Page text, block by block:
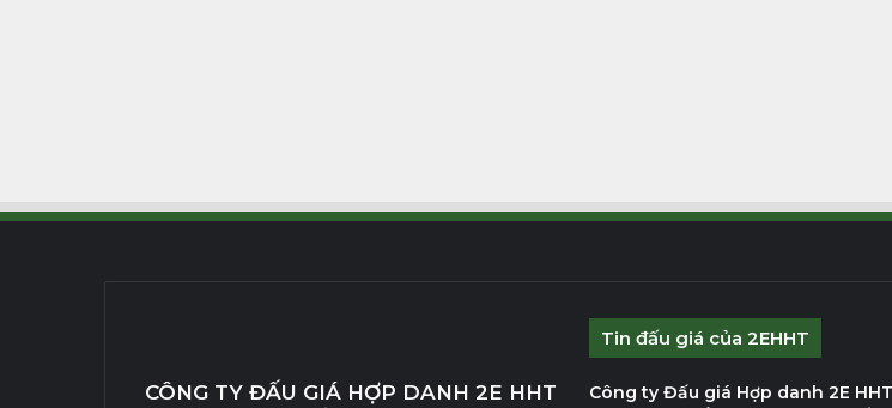
CÔNG TY ĐẤU GIÁ HỢP DANH 2E HHT
Tin đấu giá của 2EHHT
Công ty Đấu giá Hợp danh 2E